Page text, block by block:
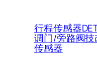
行程传感器
调门/旁路阀
传感器